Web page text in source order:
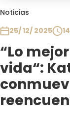
Noticias
25/ 12/ 2025
“Lo
vida“:
Plan
El Tiempo
Sabingo
Todos Los